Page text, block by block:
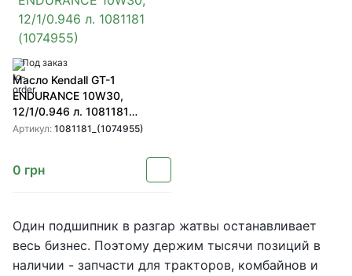
Под заказ
Масло Kendall GT-1
ENDURANCE 10W30,
12/1/0.946 л. 1081181
(1074955)
Артикул: 1081181_(1074955)
0 грн
Один подшипник в разгар жатвы останавливает
весь бизнес. Поэтому держим тысячи позиций в
наличии - запчасти для тракторов, комбайнов и